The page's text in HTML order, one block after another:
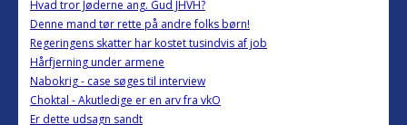
Hvad tror Jøderne ang. Gud JHVH?
Denne mand tør rette på andre folks børn!
Regeringens skatter har kostet tusindvis af job
Hårfjerning under armene
Nabokrig - case søges til interview
Choktal - Akutledige er en arv fra vkO
Er dette udsagn sandt